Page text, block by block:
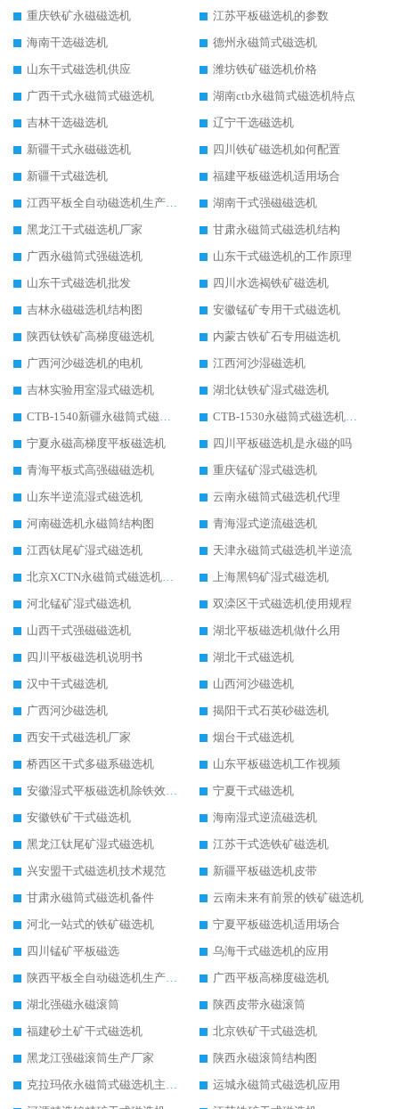
重庆铁矿永磁磁选机
江苏平板磁选机的参数
海南干选磁选机
德州永磁筒式磁选机
山东干式磁选机供应
潍坊铁矿磁选机价格
广西干式永磁筒式磁选机
湖南ctb永磁筒式磁选机特点
吉林干选磁选机
辽宁干选磁选机
新疆干式永磁磁选机
四川铁矿磁选机如何配置
新疆干式磁选机
福建平板磁选机适用场合
江西平板全自动磁选机生产厂家
湖南干式强磁磁选机
黑龙江干式磁选机厂家
甘肃永磁筒式磁选机结构
广西永磁筒式强磁选机
山东干式磁选机的工作原理
山东干式磁选机批发
四川水选褐铁矿磁选机
吉林永磁磁选机结构图
安徽锰矿专用干式磁选机
陕西钛铁矿高梯度磁选机
内蒙古铁矿石专用磁选机
广西河沙磁选机的电机
江西河沙湿磁选机
吉林实验用室湿式磁选机
湖北钛铁矿湿式磁选机
CTB-1540新疆永磁筒式磁选机
CTB-1530永磁筒式磁选机代理商
宁夏永磁高梯度平板磁选机
四川平板磁选机是永磁的吗
青海平板式高强磁磁选机
重庆锰矿湿式磁选机
山东半逆流湿式磁选机
云南永磁筒式磁选机代理
河南磁选机永磁筒结构图
青海湿式逆流磁选机
江西钛尾矿湿式磁选机
天津永磁筒式磁选机半逆流
北京XCTN永磁筒式磁选机磁块位置
上海黑钨矿湿式磁选机
河北锰矿湿式磁选机
双滦区干式磁选机使用规程
山西干式强磁磁选机
湖北平板磁选机做什么用
四川平板磁选机说明书
湖北干式磁选机
汉中干式磁选机
山西河沙磁选机
广西河沙磁选机
揭阳干式石英砂磁选机
西安干式磁选机厂家
烟台干式磁选机
桥西区干式多磁系磁选机
山东平板磁选机工作视频
安徽湿式平板磁选机除铁效果怎么样
宁夏干式磁选机
安徽铁矿干式磁选机
海南湿式逆流磁选机
黑龙江钛尾矿湿式磁选机
江苏干式选铁矿磁选机
兴安盟干式磁选机技术规范
新疆平板磁选机皮带
甘肃永磁筒式磁选机备件
云南未来有前景的铁矿磁选机
河北一站式的铁矿磁选机
宁夏平板磁选机适用场合
四川锰矿平板磁选
乌海干式磁选机的应用
陕西平板全自动磁选机生产厂家
广西平板高梯度磁选机
湖北强磁永磁滚筒
陕西皮带永磁滚筒
福建砂土矿干式磁选机
北京铁矿干式磁选机
黑龙江强磁滚筒生产厂家
陕西永磁滚筒结构图
克拉玛依永磁筒式磁选机主要技术参数
运城永磁筒式磁选机应用